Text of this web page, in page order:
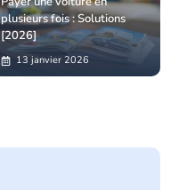
plusieurs fois : Solutions
[2026]
13 janvier 2026